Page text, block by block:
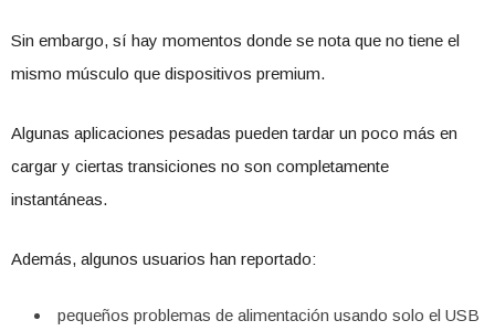
Sin embargo, sí hay momentos donde se nota que no tiene el
mismo músculo que dispositivos premium.
Algunas aplicaciones pesadas pueden tardar un poco más en
cargar y ciertas transiciones no son completamente
instantáneas.
Además, algunos usuarios han reportado:
pequeños problemas de alimentación usando solo el USB